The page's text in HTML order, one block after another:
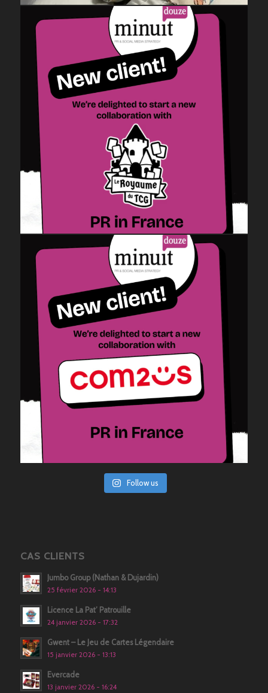
Follow us
CAS CLIENTS
Jumbo Group (Nathan & Dujardin)
25 février 2026 - 14:13
Licence La Pat’ Patrouille
24 janvier 2026 - 17:32
Gwent – Le Jeu de Cartes Légendaire
15 janvier 2026 - 13:13
Evercade
13 janvier 2026 - 16:24